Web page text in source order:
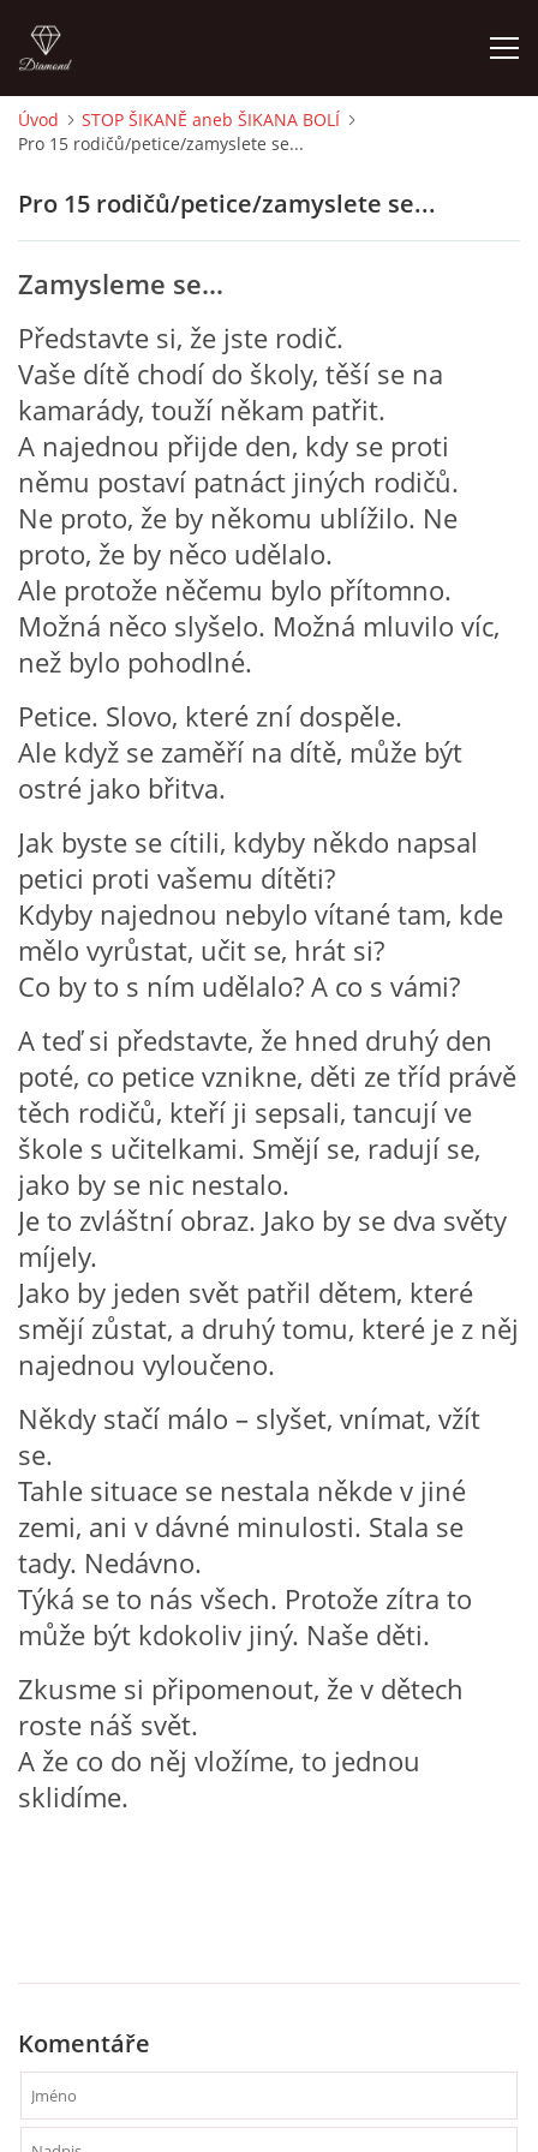
ÚVOD
O MĚ
FOTOALBUM
DĚJINY VÝTVARNÉHO UMĚNÍ
NOVINKY ZE ŠKOLSTVÍ 2025
ROČNÍ PLÁN - INSPIRACE /DLE NOVÉHO RVP PV 2025
VZDĚLÁVACÍ BLOK ZÁŘÍ
VZDĚLÁVACÍ BLOK ŘÍJEN
VZDĚLÁVACÍ BLOK LISTOPAD
VZDĚLÁVACÍ BLOK PROSINEC
VZDĚLÁVACÍ BLOK LEDEN
VZDĚLÁVACÍ BLOK ÚNOR
VZDĚLÁVACÍ BLOK BŘEZEN
VZDĚLÁVACÍ BLOK DUBEN
VÝTVARNÉ TECHNIKY
VÝTVARNÉ POMŮCKY
VÝTVARNÉ AKTIVITY - JARO
VÝTVARNÉ AKTIVITY - PODZIM
VÝTVARNÉ AKTIVITY - ZIMA
CHARAKTERISTIKA ROČNÍCH OBDOBÍ
HÁDANKY K TÉMATU JARO, LÉTO, PODZIM,ZIMA
PÍSNĚ K TÉMATU JARO
BÁSNĚ K TÉMATU LÉTO
POHYBOVÉ AKTIVITY NA TÉMA LÉTO
Úvod
STOP ŠIKANĚ aneb ŠIKANA BOLÍ
Pro 15 rodičů/petice/zamyslete se...
Pro 15 rodičů/petice/zamyslete se...
Zamysleme se…
Představte si, že jste rodič.
Vaše dítě chodí do školy, těší se na
kamarády, touží někam patřit.
A najednou přijde den, kdy se proti
němu postaví patnáct jiných rodičů.
Ne proto, že by někomu ublížilo. Ne
proto, že by něco udělalo.
Ale protože něčemu bylo přítomno.
Možná něco slyšelo. Možná mluvilo víc,
než bylo pohodlné.
Petice. Slovo, které zní dospěle.
Ale když se zaměří na dítě, může být
ostré jako břitva.
Jak byste se cítili, kdyby někdo napsal
petici proti vašemu dítěti?
Kdyby najednou nebylo vítané tam, kde
mělo vyrůstat, učit se, hrát si?
Co by to s ním udělalo? A co s vámi?
A teď si představte, že hned druhý den
poté, co petice vznikne, děti ze tříd právě
těch rodičů, kteří ji sepsali, tancují ve
škole s učitelkami. Smějí se, radují se,
jako by se nic nestalo.
Je to zvláštní obraz. Jako by se dva světy
míjely.
Jako by jeden svět patřil dětem, které
smějí zůstat, a druhý tomu, které je z něj
najednou vyloučeno.
Někdy stačí málo – slyšet, vnímat, vžít
se.
Tahle situace se nestala někde v jiné
zemi, ani v dávné minulosti. Stala se
tady. Nedávno.
Týká se to nás všech. Protože zítra to
může být kdokoliv jiný. Naše děti.
Zkusme si připomenout, že v dětech
roste náš svět.
A že co do něj vložíme, to jednou
sklidíme.
Komentáře